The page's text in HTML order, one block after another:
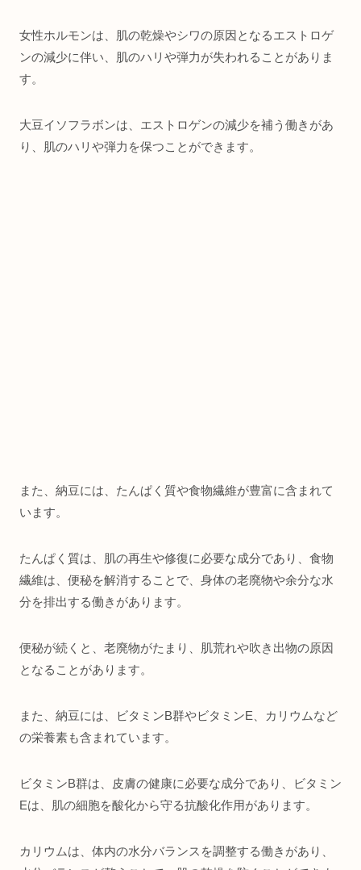
女性ホルモンは、肌の乾燥やシワの原因となるエストロゲ
ンの減少に伴い、肌のハリや弾力が失われることがありま
す。
大豆イソフラボンは、エストロゲンの減少を補う働きがあ
り、肌のハリや弾力を保つことができます。
また、納豆には、たんぱく質や食物繊維が豊富に含まれて
います。
たんぱく質は、肌の再生や修復に必要な成分であり、食物
繊維は、便秘を解消することで、身体の老廃物や余分な水
分を排出する働きがあります。
便秘が続くと、老廃物がたまり、肌荒れや吹き出物の原因
となることがあります。
また、納豆には、ビタミンB群やビタミンE、カリウムなど
の栄養素も含まれています。
ビタミンB群は、皮膚の健康に必要な成分であり、ビタミン
Eは、肌の細胞を酸化から守る抗酸化作用があります。
カリウムは、体内の水分バランスを調整する働きがあり、